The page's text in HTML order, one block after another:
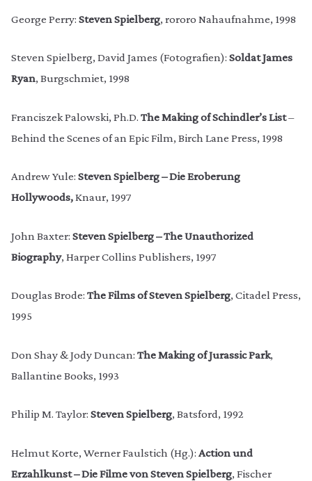
George Perry: Steven Spielberg, rororo Nahaufnahme, 1998
Steven Spielberg, David James (Fotografien): Soldat James
Ryan, Burgschmiet, 1998
Franciszek Palowski, Ph.D. The Making of Schindler’s List–
Behind the Scenes of an Epic Film, Birch Lane Press, 1998
Andrew Yule: Steven Spielberg – Die Eroberung
Hollywoods,Knaur, 1997
John Baxter: Steven Spielberg – The Unauthorized
Biography, Harper Collins Publishers, 1997
Douglas Brode: The Films of Steven Spielberg, Citadel Press,
1995
Don Shay & Jody Duncan: The Making of Jurassic Park,
Ballantine Books, 1993
Philip M. Taylor: Steven Spielberg, Batsford, 1992
Helmut Korte, Werner Faulstich (Hg.): Action und
Erzahlkunst – Die Filme von Steven Spielberg, Fischer